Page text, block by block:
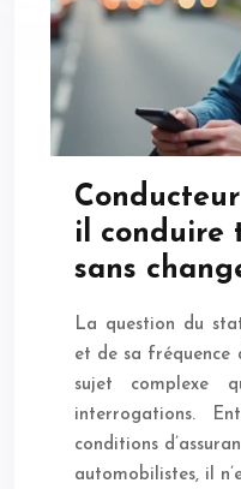
il conduire
sans
La question du
et de sa fréquence
sujet complexe
interrogations.
conditions
automobilistes, il